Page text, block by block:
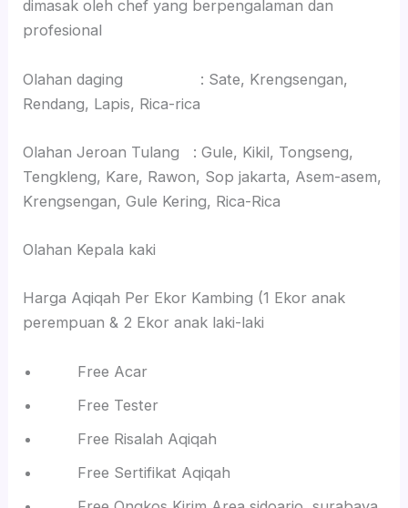
dimasak oleh chef yang berpengalaman dan
profesional
Olahan daging : Sate, Krengsengan,
Rendang, Lapis, Rica-rica
Olahan Jeroan Tulang : Gule, Kikil, Tongseng,
Tengkleng, Kare, Rawon, Sop jakarta, Asem-asem,
Krengsengan, Gule Kering, Rica-Rica
Olahan Kepala kaki
Harga Aqiqah Per Ekor Kambing (1 Ekor anak
perempuan & 2 Ekor anak laki-laki
Free Acar
Free Tester
Free Risalah Aqiqah
Free Sertifikat Aqiqah